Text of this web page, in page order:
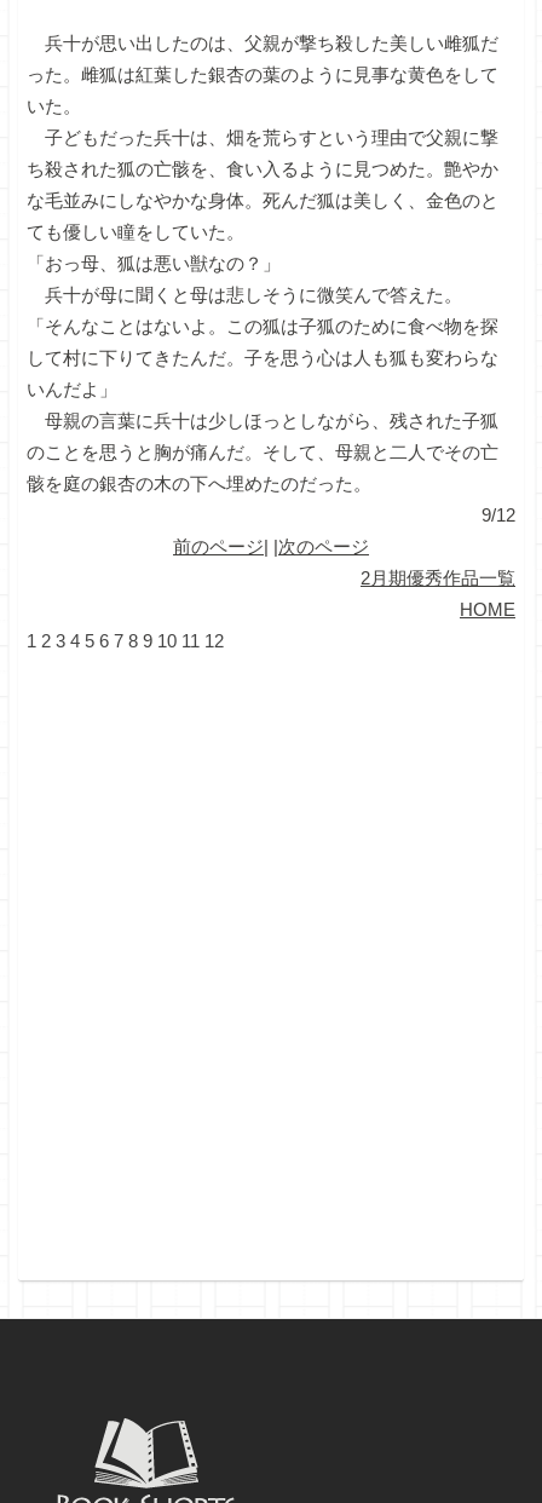
兵十が思い出したのは、父親が撃ち殺した美しい雌狐だ
った。雌狐は紅葉した銀杏の葉のように見事な黄色をして
いた。
子どもだった兵十は、畑を荒らすという理由で父親に撃
ち殺された狐の亡骸を、食い入るように見つめた。艶やか
な毛並みにしなやかな身体。死んだ狐は美しく、金色のと
ても優しい瞳をしていた。
「おっ母、狐は悪い獣なの？」
兵十が母に聞くと母は悲しそうに微笑んで答えた。
「そんなことはないよ。この狐は子狐のために食べ物を探
して村に下りてきたんだ。子を思う心は人も狐も変わらな
いんだよ」
母親の言葉に兵十は少しほっとしながら、残された子狐
のことを思うと胸が痛んだ。そして、母親と二人でその亡
骸を庭の銀杏の木の下へ埋めたのだった。
9/12
前のページ| |次のページ
2月期優秀作品一覧
HOME
1 2 3 4 5 6 7 8 9 10 11 12